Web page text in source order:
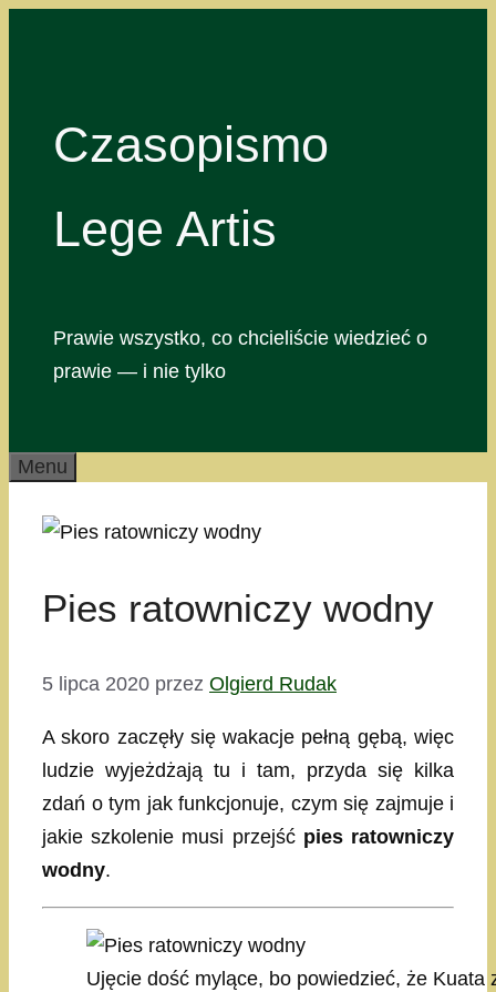
Czasopismo
Lege Artis
Prawie wszystko, co chcieliście wiedzieć o
prawie — i nie tylko
Menu
Pies ratowniczy wodny
5 lipca 2020 przez Olgierd Rudak
A skoro zaczęły się wakacje pełną gębą, więc
ludzie wyjeżdżają tu i tam, przyda się kilka
zdań o tym jak funkcjonuje, czym się zajmuje i
jakie szkolenie musi przejść pies ratowniczy
wodny.
Ujęcie dość mylące, bo powiedzieć, że